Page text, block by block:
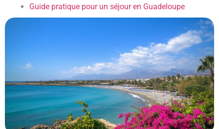
Guide pratique pour un séjour en Guadeloupe